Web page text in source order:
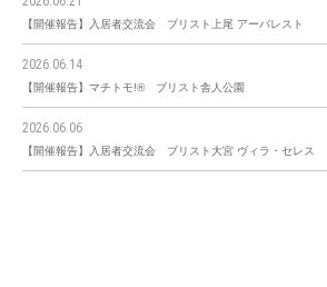
【開催報告】入居者交流会 ブリスト上尾 アーバレスト
2026.06.14
【開催報告】マチトモ!® ブリスト舎人公園
2026.06.06
【開催報告】入居者交流会 ブリスト大宮 ヴィラ・セレス